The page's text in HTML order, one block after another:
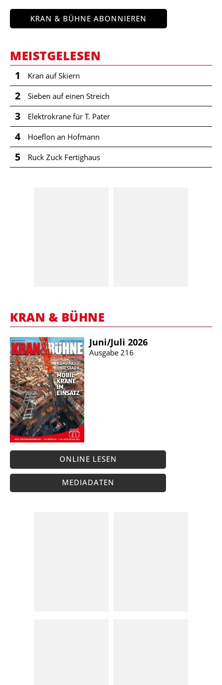
KRAN & BÜHNE ABONNIEREN
MEISTGELESEN
1 Kran auf Skiern
2 Sieben auf einen Streich
3 Elektrokrane für T. Pater
4 Hoeflon an Hofmann
5 Ruck Zuck Fertighaus
KRAN & BÜHNE
Juni/​Juli 2026
Ausgabe 216
ONLINE LESEN
MEDIADATEN